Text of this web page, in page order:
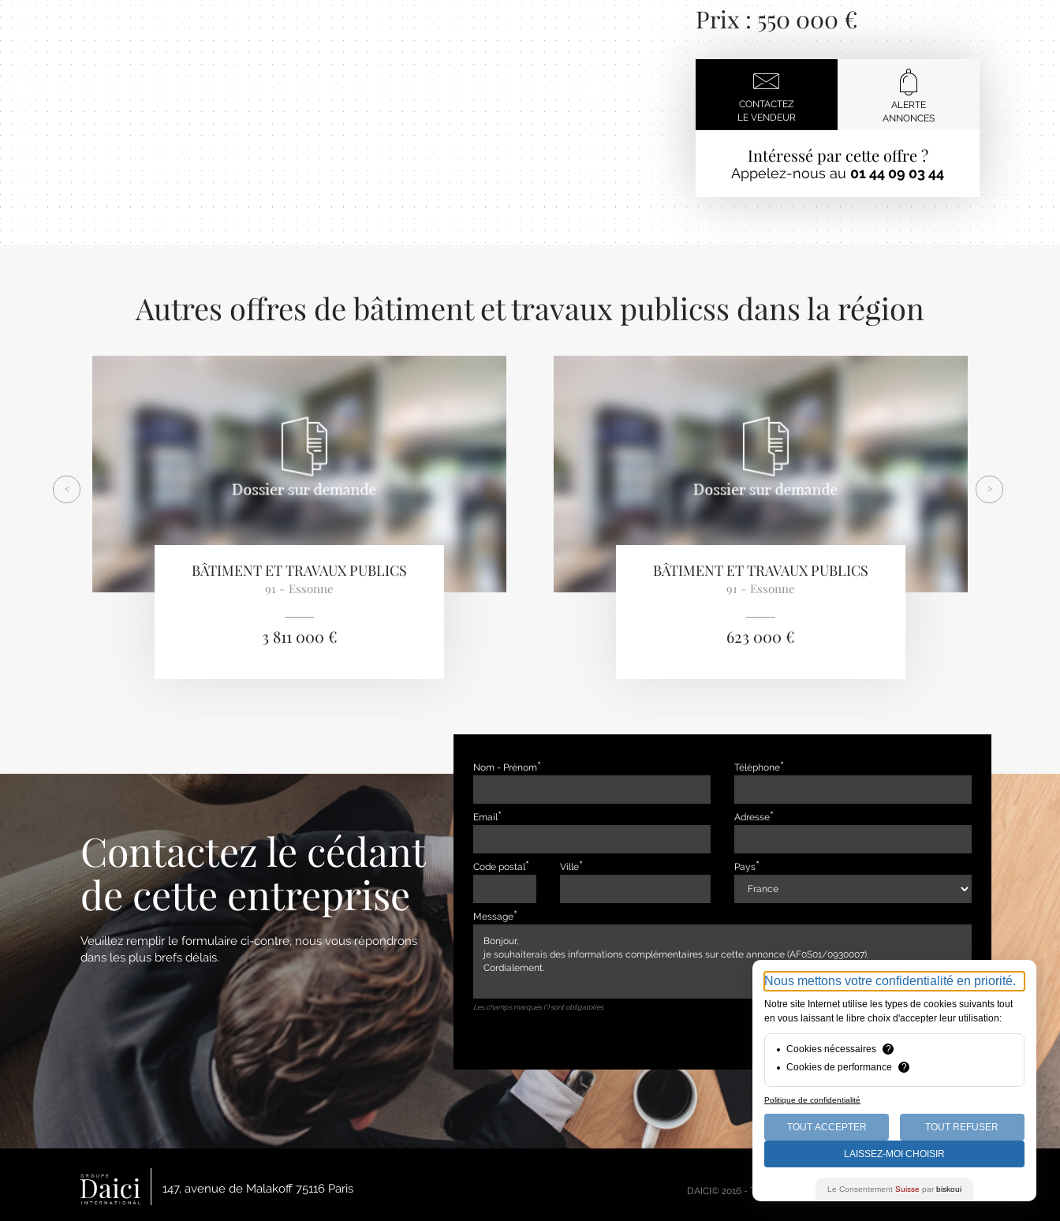
Prix : 550 000 €
CONTACTEZ
LE VENDEUR
ALERTE
ANNONCES
Intéressé par cette offre ?
Appelez-nous au 01 44 09 03 44
Autres offres de bâtiment et travaux publicss dans la région
BÂTIMENT ET TRAVAUX PUBLICS
91 - Essonne
3 811 000 €
BÂTIMENT ET TRAVAUX PUBLICS
91 - Essonne
623 000 €
< >
Contactez le cédant
de cette entreprise
Veuillez remplir le formulaire ci-contre, nous vous répondrons
dans les plus brefs délais.
Nom - Prénom Téléphone
Email Adresse
Code postal Ville Pays
Message
Les champs marqués (*) sont obligatoires
147, avenue de Malakoff 75116 Paris DAICI© 2016 - Tous droits réservés -Mentions légales -Plan du site
Nous mettons votre confidentialité en priorité.
Notre site Internet utilise les types de cookies suivants tout
en vous laissant le libre choix d'accepter leur utilisation:
Cookies nécessaires
?
Cookies de performance
?
Politique de confidentialité
TOUT ACCEPTER TOUT REFUSER
LAISSEZ-MOI CHOISIR
Le Consentement Suisse par biskoui